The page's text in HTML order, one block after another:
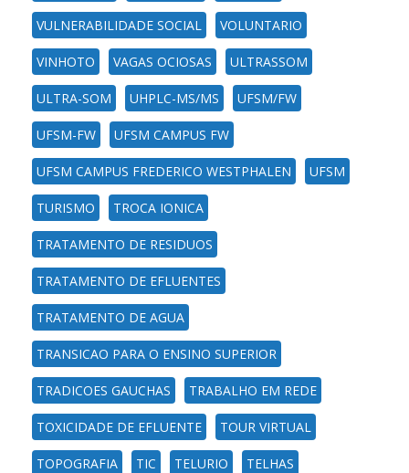
VULNERABILIDADE SOCIAL VOLUNTARIO
VINHOTO VAGAS OCIOSAS ULTRASSOM
ULTRA-SOM UHPLC-MS/MS UFSM/FW
UFSM-FW UFSM CAMPUS FW
UFSM CAMPUS FREDERICO WESTPHALEN UFSM
TURISMO TROCA IONICA
TRATAMENTO DE RESIDUOS
TRATAMENTO DE EFLUENTES
TRATAMENTO DE AGUA
TRANSICAO PARA O ENSINO SUPERIOR
TRADICOES GAUCHAS TRABALHO EM REDE
TOXICIDADE DE EFLUENTE TOUR VIRTUAL
TOPOGRAFIA TIC TELURIO TELHAS